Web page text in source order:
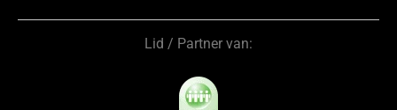
Lid / Partner van: